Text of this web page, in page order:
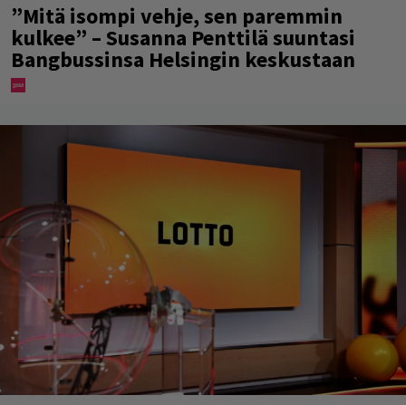
”Mitä isompi vehje, sen paremmin
kulkee” – Susanna Penttilä suuntasi
Bangbussinsa Helsingin keskustaan